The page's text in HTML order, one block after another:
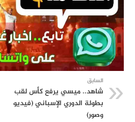
السابق
شاهد.. ميسي يرفع كأس لقب
بطولة الدوري الإسباني (فيديو
وصور)